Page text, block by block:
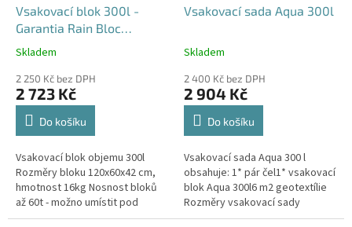
Vsakovací blok 300l -
Garantia Rain Bloc
Compact
Průměrné
produktu
je
4,5
hvězdiček.
Skladem
2 250 Kč bez DPH
2 723 Kč
Do košíku
Vsakovací blok objemu 300l
Rozměry bloku 120x60x42 cm,
hmotnost 16kg Nosnost bloků
až 60t - možno umístit pod
parkovací stání, komunikace,
Vsakovací sada Aqua 300l
Průměrné
produktu
je
5,0
hvězdiček.
Skladem
2 400 Kč bez DPH
2 904 Kč
Do košíku
Vsakovací sada Aqua 300 l
obsahuje: 1* pár čel1* vsakovací
blok Aqua 300l6 m2 geotextílie
Rozměry vsakovací sady
120x80x52 cm Nosnost bloků až